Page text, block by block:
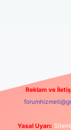
Reklam ve
Yasal Uyarı: